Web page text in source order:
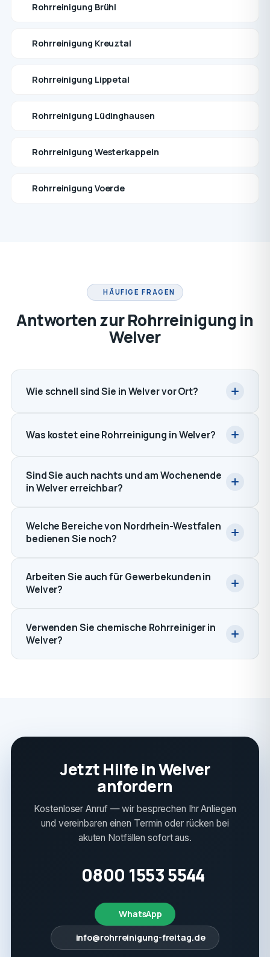
Rohrreinigung Brühl
Rohrreinigung Kreuztal
Rohrreinigung Lippetal
Rohrreinigung Lüdinghausen
Rohrreinigung Westerkappeln
Rohrreinigung Voerde
HÄUFIGE FRAGEN
Antworten zur Rohrreinigung in
Welver
Wie schnell sind Sie in Welver vor Ort?
Was kostet eine Rohrreinigung in Welver?
Sind Sie auch nachts und am Wochenende
in Welver erreichbar?
Welche Bereiche von Nordrhein-Westfalen
bedienen Sie noch?
Arbeiten Sie auch für Gewerbekunden in
Welver?
Verwenden Sie chemische Rohrreiniger in
Welver?
Jetzt Hilfe in Welver
anfordern
Kostenloser Anruf — wir besprechen Ihr Anliegen
und vereinbaren einen Termin oder rücken bei
akuten Notfällen sofort aus.
0800 1553 5544
WhatsApp
info@rohrreinigung-freitag.de